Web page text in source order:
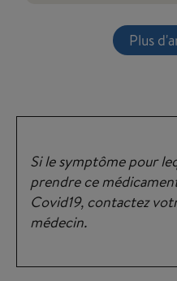
Plus
Si le symptôme pour
prendre ce
Covid19, contactez
médecin.